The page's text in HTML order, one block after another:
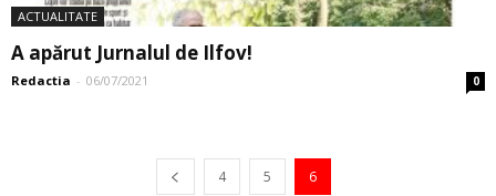
ACTUALITATE
A apărut Jurnalul de Ilfov!
Redactia - 06/07/2021 0
4 5 6